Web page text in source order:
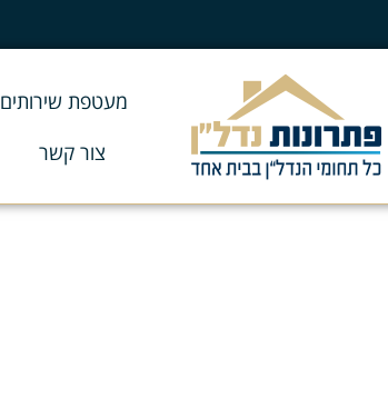
מעטפת שירותים
צור קשר